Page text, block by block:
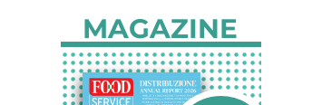
MAGAZINE